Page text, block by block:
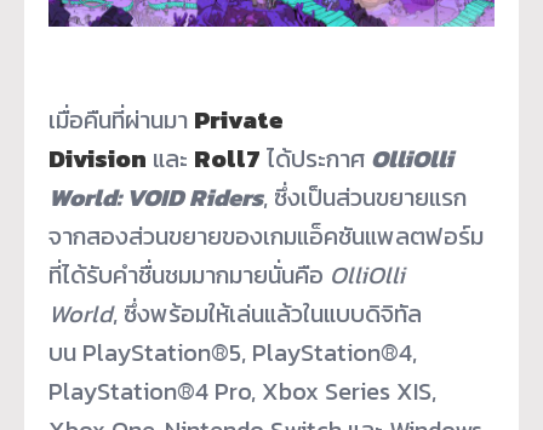
เมื่อคืนที่ผ่านมา Private
Division และ Roll7 ได้ประกาศ OlliOlli
World: VOID Riders, ซึ่งเป็นส่วนขยายแรก
จากสองส่วนขยายของเกมแอ็คชันแพลตฟอร์ม
ที่ได้รับคำชื่นชมมากมายนั่นคือ OlliOlli
World, ซึ่งพร้อมให้เล่นแล้วในแบบดิจิทัล
บน PlayStation®5, PlayStation®4,
PlayStation®4 Pro, Xbox Series XIS,